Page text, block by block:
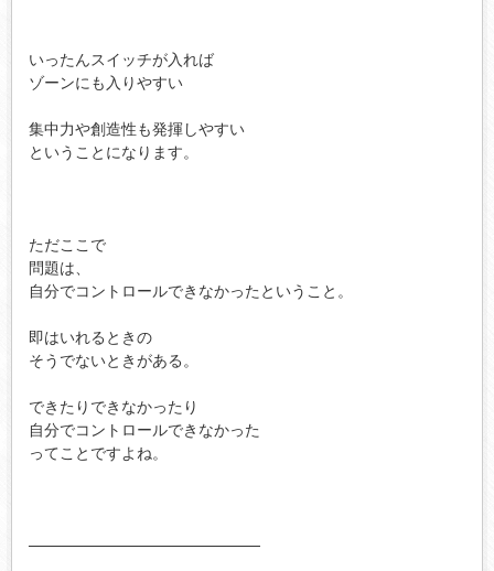
いったんスイッチが入れば
ゾーンにも入りやすい
集中力や創造性も発揮しやすい
ということになります。
ただここで
問題は、
自分でコントロールできなかったということ。
即はいれるときの
そうでないときがある。
できたりできなかったり
自分でコントロールできなかった
ってことですよね。
─────────────────────